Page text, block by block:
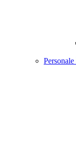
Personale